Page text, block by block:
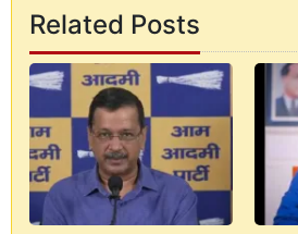
Related Posts